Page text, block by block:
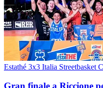
Estathé 3x3 Italia Streetbasket
Gran finale a Riccione